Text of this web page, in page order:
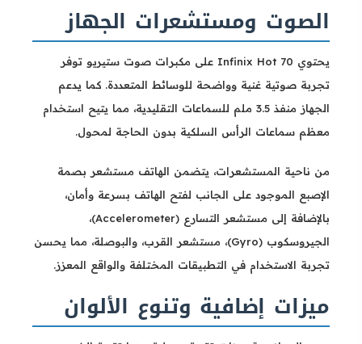
الصوت ومستشعرات الجهاز
يحتوي Infinix Hot 70 على مكبرات صوت ستيريو توفر
تجربة صوتية غنية وواضحة للوسائط المتعددة. كما يدعم
الجهاز منفذ 3.5 ملم للسماعات التقليدية، مما يتيح استخدام
معظم سماعات الرأس السلكية بدون الحاجة لمحول.
من ناحية المستشعرات، يتضمن الهاتف مستشعر بصمة
الإصبع الموجود على الجانب لفتح الهاتف بسرعة وأمان،
بالإضافة إلى مستشعر التسارع (Accelerometer)،
الجيروسكوب (Gyro)، مستشعر القرب، والبوصلة، مما يحسن
تجربة الاستخدام في التطبيقات المختلفة والواقع المعزز.
ميزات إضافية وتنوع الألوان